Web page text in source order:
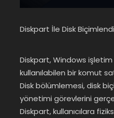
Diskpart İle Disk
Diskpart, Windows
kullanılabilen bir komut
Disk bölümlemesi, disk
yönetimi görevlerini
Diskpart, kullanıcılara